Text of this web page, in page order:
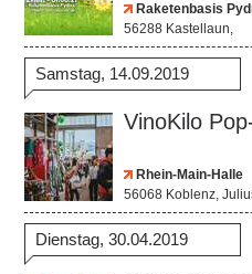
Raketenbasis
56288 Kastellaun,
Samstag, 14.09.2019
VinoKilo
Rhein-Main-Halle
56068 Koblenz,
Dienstag, 30.04.2019